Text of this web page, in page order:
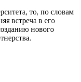
то, по словам
встреча в его
нового